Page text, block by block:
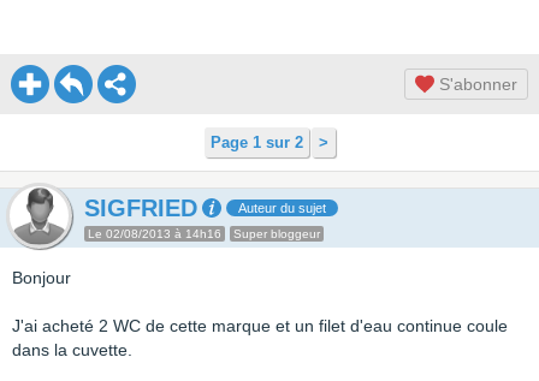
S'abonner
Page 1 sur 2 >
SIGFRIED Auteur du sujet
Le 02/08/2013 à 14h16 Super bloggeur
Bonjour
J'ai acheté 2 WC de cette marque et un filet d'eau continue coule
dans la cuvette.